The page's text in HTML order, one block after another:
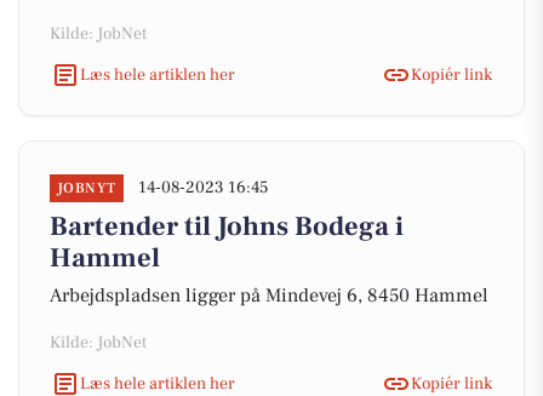
Kilde: JobNet
Læs hele artiklen her
Kopiér link
JOBNYT 14-08-2023 16:45
Bartender til Johns Bodega i
Hammel
Arbejdspladsen ligger på Mindevej 6, 8450 Hammel
Kilde: JobNet
Læs hele artiklen her
Kopiér link